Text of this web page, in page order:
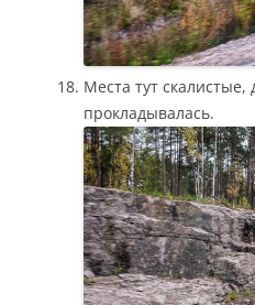
Места тут скалистые,
прокладывалась.